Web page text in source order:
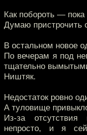
Как побороть —
Думаю пристрочить
В остальном новое
По вечерам я под
тщательно
Ништяк.
Недостаток ровно
А туловище
Из-за отсутствия
непросто, и я